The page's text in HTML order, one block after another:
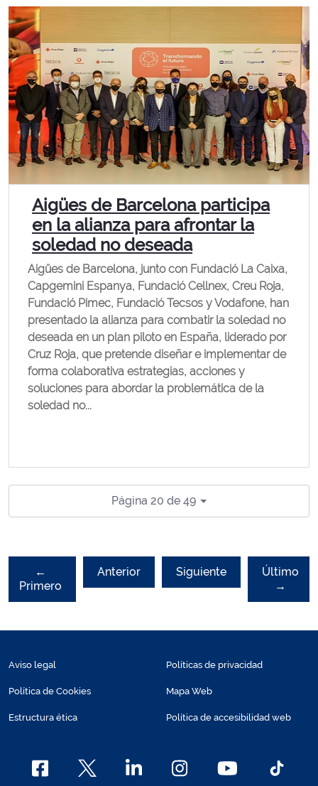
Aigües de Barcelona participa
en la alianza para afrontar la
soledad no deseada
Aigües de Barcelona, junto con Fundació La Caixa,
Capgemini Espanya, Fundació Cellnex, Creu Roja,
Fundació Pimec, Fundació Tecsos y Vodafone, han
presentado la alianza para combatir la soledad no
deseada en un plan piloto en España, liderado por
Cruz Roja, que pretende diseñar e implementar de
forma colaborativa estrategias, acciones y
soluciones para abordar la problemática de la
soledad no...
Página 20 de 49
←
Primero
Anterior Siguiente
Último
→
Aviso legal
Política de Cookies
Estructura ética
Políticas de privacidad
Mapa Web
Política de accesibilidad web